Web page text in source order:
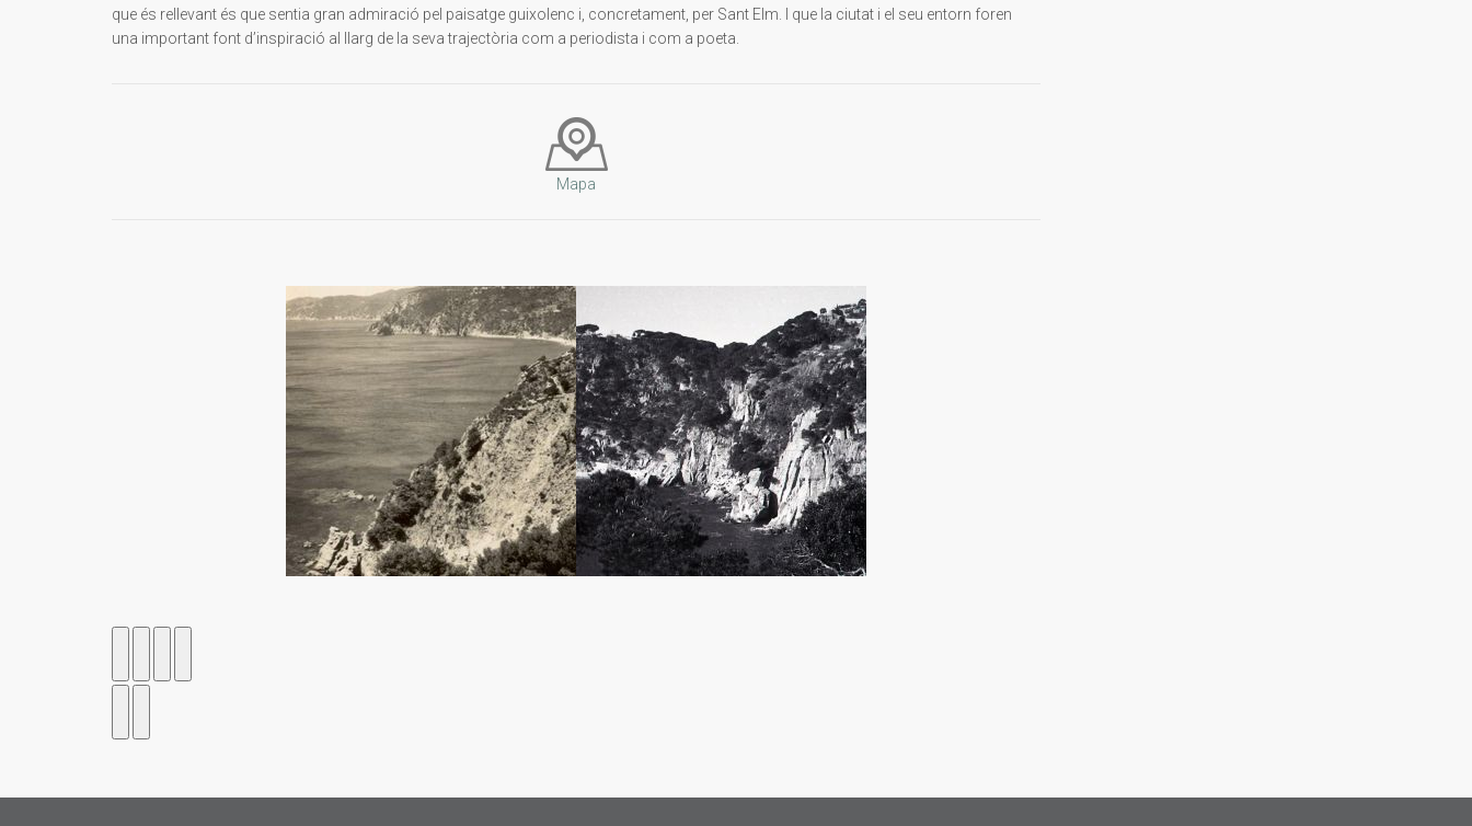
que és rellevant és que sentia gran admiració pel paisatge guixolenc i, concretament, per Sant Elm. I que la ciutat i el seu entorn foren
una important font d’inspiració al llarg de la seva trajectòria com a periodista i com a poeta.
Mapa